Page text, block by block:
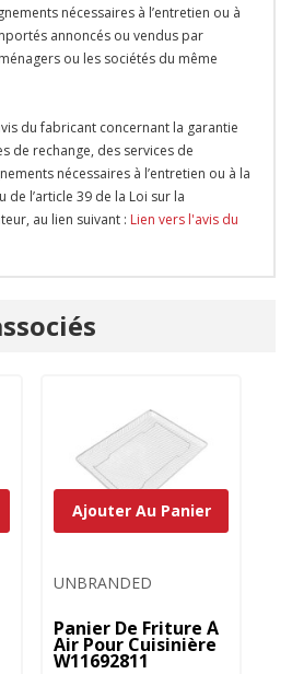
nécessaires à l’entretien ou à
annoncés ou vendus par
ou les sociétés du même
du fabricant concernant la garantie
de rechange, des services de
nécessaires à l’entretien ou à la
l’article 39 de la Loi sur la
au lien suivant : Lien vers l'avis du
UNBRANDED
Panier De Friture À
Air Pour Cuisinière
W11692811
Ajouter Au Panier